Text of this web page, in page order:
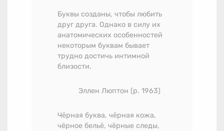
Буквы созданы, чтобы любить
друг друга. Однако в силу их
анатомических особенностей
некоторым буквам бывает
трудно достичь интимной
близости.
Эллен Люптон (р. 1963)
Чёрная буква, чёрная кожа,
чёрное бельё, чёрные следы,